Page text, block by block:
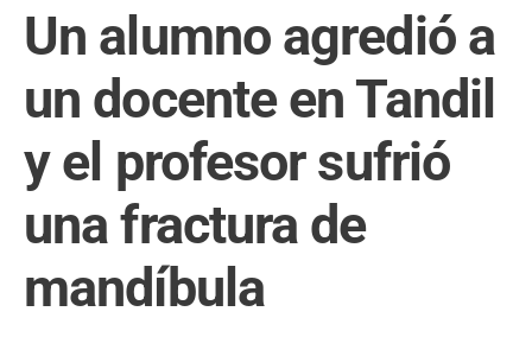
Un alumno agredió a
un docente en Tandil
y el profesor sufrió
una fractura de
mandíbula